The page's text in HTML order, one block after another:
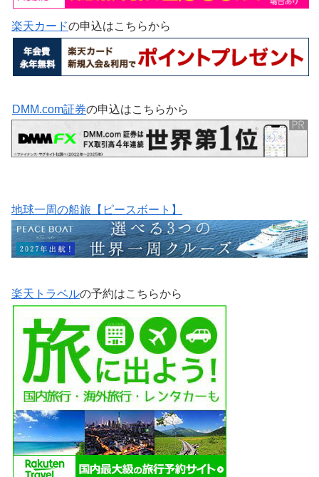
楽天カードの申込はこちらから
DMM.com証券の申込はこちらから
地球一周の船旅【ピースボート】
楽天トラベルの予約はこちらから